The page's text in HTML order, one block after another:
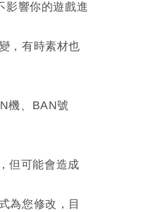
響你的遊戲進
，有時素材也
機、BAN號
但可能會造成
為您修改，目